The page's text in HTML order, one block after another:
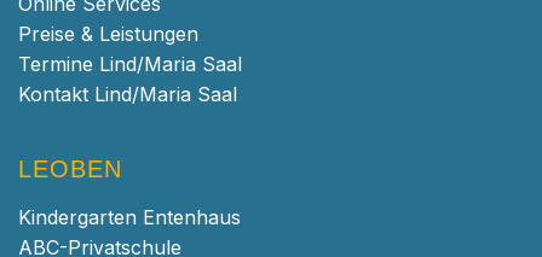
Preise & Leistungen
Termine Lind/Maria Saal
Kontakt Lind/Maria Saal
LEOBEN
Kindergarten Entenhaus
ABC-Privatschule